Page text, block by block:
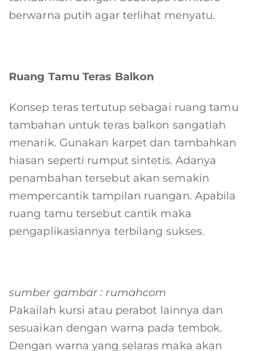
berwarna putih agar terlihat menyatu.
Ruang Tamu Teras Balkon
Konsep teras tertutup sebagai ruang tamu
tambahan untuk teras balkon sangatlah
menarik. Gunakan karpet dan tambahkan
hiasan seperti rumput sintetis. Adanya
penambahan tersebut akan semakin
mempercantik tampilan ruangan. Apabila
ruang tamu tersebut cantik maka
pengaplikasiannya terbilang sukses.
sumber gambar : rumahcom
Pakailah kursi atau perabot lainnya dan
sesuaikan dengan warna pada tembok.
Dengan warna yang selaras maka akan